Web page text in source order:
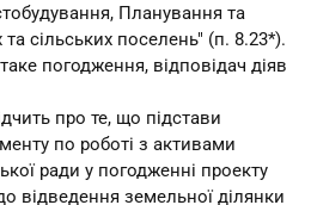
Планування та
сільських поселень" (п. 8.23*).
погодження, відповідач діяв
про те, що підстави
по роботі з активами
ради у погодженні проекту
відведення земельної ділянки